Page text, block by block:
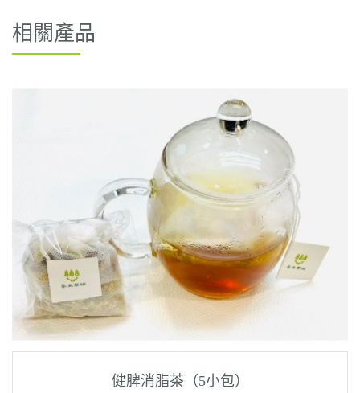
相關產品
健脾消脂茶（5小包）